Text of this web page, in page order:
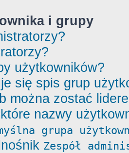
i grupy
użytkowników?
się spis grup
można zostać
nazwy
grupa
Zespół